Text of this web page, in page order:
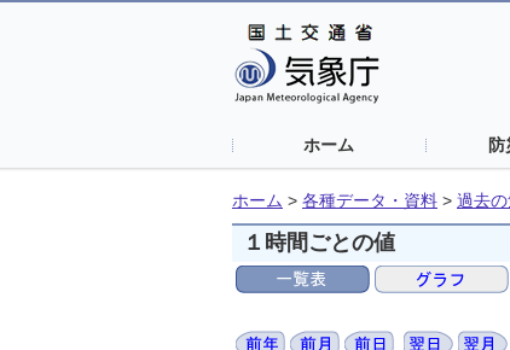
ホーム 防
ホーム > 各種データ・資料 > 過去
１時間ごとの値